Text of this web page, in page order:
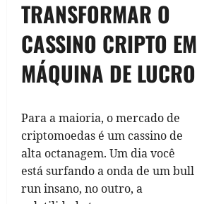
TRANSFORMAR O
CASSINO CRIPTO EM
MÁQUINA DE LUCRO
Para a maioria, o mercado de
criptomoedas é um cassino de
alta octanagem. Um dia você
está surfando a onda de um bull
run insano, no outro, a